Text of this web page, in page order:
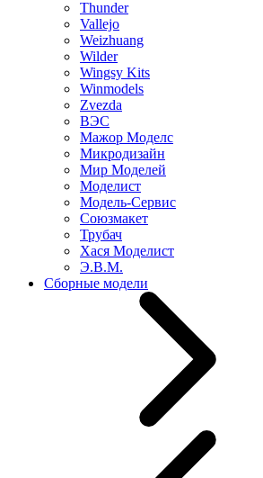
Thunder
Vallejo
Weizhuang
Wilder
Wingsy Kits
Winmodels
Zvezda
ВЭС
Мажор Моделс
Микродизайн
Мир Моделей
Моделист
Модель-Сервис
Союзмакет
Трубач
Хася Моделист
Э.В.М.
Сборные модели